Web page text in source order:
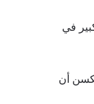
في
أن